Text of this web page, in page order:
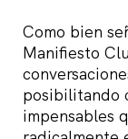
Como bien
Manifiesto
posibilitando
impensables